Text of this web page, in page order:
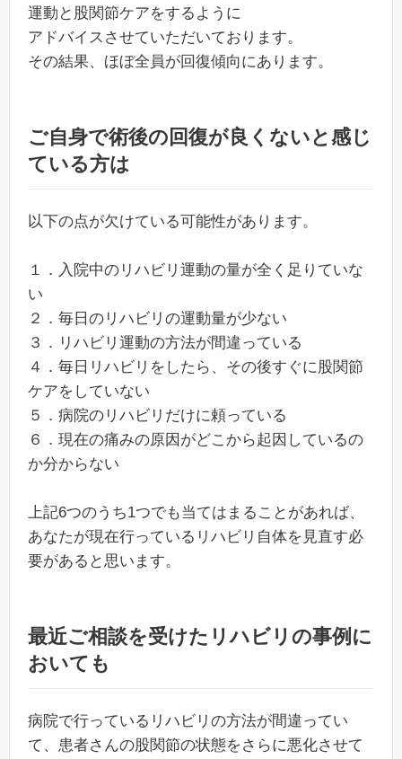
運動と股関節ケアをするように
アドバイスさせていただいております。
その結果、ほぼ全員が回復傾向にあります。
ご自身で術後の回復が良くないと感じ
ている方は
以下の点が欠けている可能性があります。
１．入院中のリハビリ運動の量が全く足りていな
い
２．毎日のリハビリの運動量が少ない
３．リハビリ運動の方法が間違っている
４．毎日リハビリをしたら、その後すぐに股関節
ケアをしていない
５．病院のリハビリだけに頼っている
６．現在の痛みの原因がどこから起因しているの
か分からない
上記6つのうち1つでも当てはまることがあれば、
あなたが現在行っているリハビリ自体を見直す必
要があると思います。
最近ご相談を受けたリハビリの事例に
おいても
病院で行っているリハビリの方法が間違ってい
て、患者さんの股関節の状態をさらに悪化させて